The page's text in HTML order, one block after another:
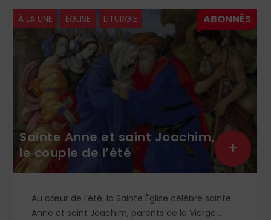
À LA UNE ÉGLISE LITURGIE
Sainte Anne et saint Joachim,
le couple de l’été
Au cœur de l’été, la Sainte Église célèbre sainte
Anne et saint Joachim, parents de la Vierge
+